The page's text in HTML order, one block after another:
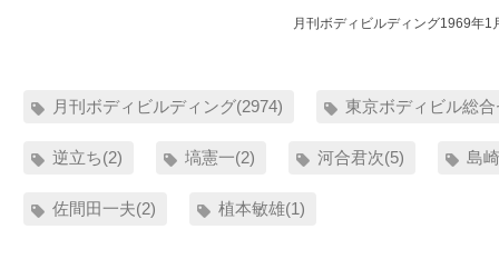
月刊ボディビルディング1969年1
月刊ボディビルディング(2974) 東京ボディビル総
逆立ち(2) 塙憲一(2) 河合君次(5) 島
佐間田一夫(2) 植本敏雄(1)